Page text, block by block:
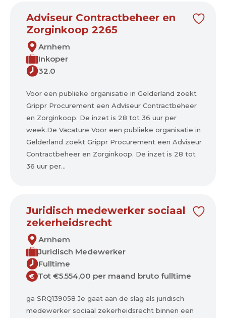
Adviseur Contractbeheer en
Zorginkoop 2265
Arnhem
Inkoper
32.0
Voor een publieke organisatie in Gelderland zoekt
Grippr Procurement een Adviseur Contractbeheer
en Zorginkoop. De inzet is 28 tot 36 uur per
week.De Vacature Voor een publieke organisatie in
Gelderland zoekt Grippr Procurement een Adviseur
Contractbeheer en Zorginkoop. De inzet is 28 tot
36 uur per...
Juridisch medewerker sociaal
zekerheidsrecht
Arnhem
Juridisch Medewerker
Fulltime
€ Tot €5.554,00 per maand bruto fulltime
ga SRQ139058 Je gaat aan de slag als juridisch
medewerker sociaal zekerheidsrecht binnen een